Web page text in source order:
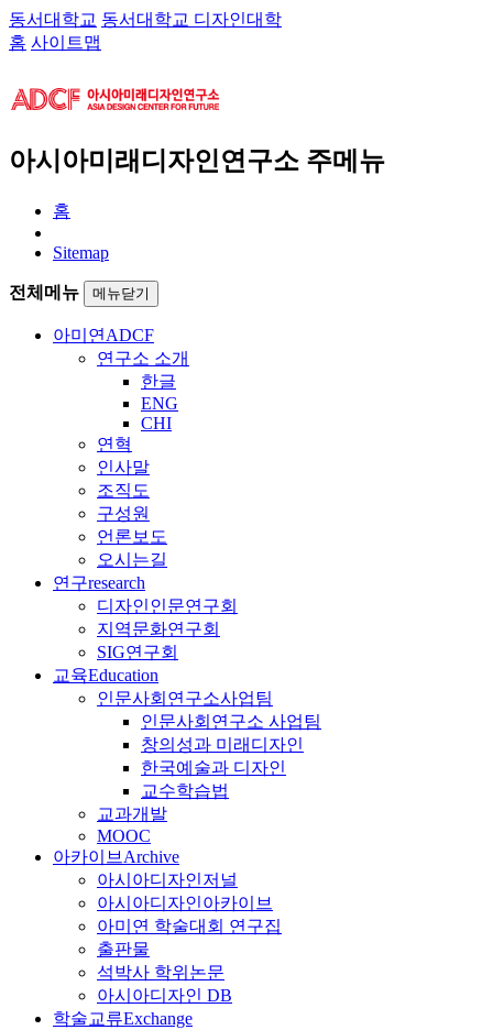
동서대학교 동서대학교 디자인대학
홈 사이트맵
아시아미래디자인연구소 주메뉴
홈
Sitemap
전체메뉴 메뉴닫기
아미연 ADCF
연구소 소개
한글
ENG
CHI
연혁
인사말
조직도
구성원
언론보도
오시는길
연구research
디자인인문연구회
지역문화연구회
SIG연구회
교육Education
인문사회연구소사업팀
인문사회연구소 사업팀
창의성과 미래디자인
한국예술과 디자인
교수학습법
교과개발
MOOC
아카이브 Archive
아시아디자인저널
아시아디자인아카이브
아미연 학술대회 연구집
출판물
석박사 학위논문
아시아디자인 DB
학술교류Exchange